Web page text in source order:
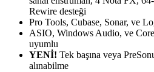
Rewire desteği
Pro Tools, Cubase, Sonar, ve
ASIO, Windows Audio, ve
uyumlu
YENİ! Tek başına veya
alınabilme